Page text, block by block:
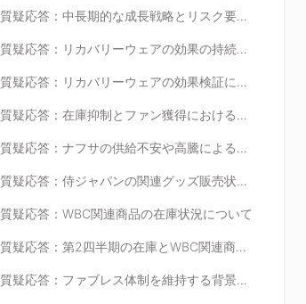
質疑応答：中長期的な成長戦略とリスク要因について
質疑応答：リカバリーウェアの効果の持続期間や洗濯回数の目安について
質疑応答：リカバリーウェアの効果検証について
質疑応答：在庫抑制とファン獲得における機会損失への対応について
質疑応答：ナフサの供給不安や高騰による影響について
質疑応答：侍ジャパンの関連グッズ販売状況と今後の展望について
質疑応答：WBC関連商品の在庫状況について
質疑応答：第2四半期の在庫とWBC関連商品の関係について
質疑応答：ファブレス体制を維持する背景について